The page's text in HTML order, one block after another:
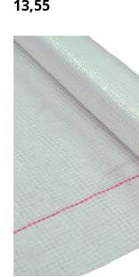
13,55